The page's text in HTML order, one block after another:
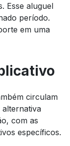
Esse aluguel
período.
em uma
circulam
alternativa
com as
específicos.